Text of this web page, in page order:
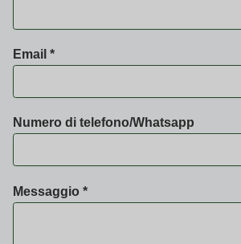
Email *
M
e
a
Numero di telefono/Whatsapp
Messaggio *